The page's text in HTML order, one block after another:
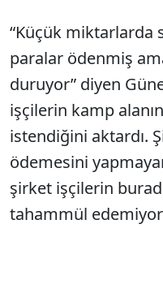
“Küçük miktarlarda
paralar ödenmiş
duruyor” diyen
işçilerin kamp
istendiğini aktardı.
ödemesini
şirket işçilerin
tahammül